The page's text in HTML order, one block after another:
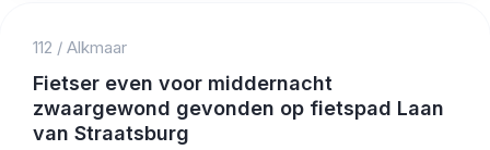
112 / Alkmaar
Fietser even voor middernacht
zwaargewond gevonden op fietspad Laan
van Straatsburg